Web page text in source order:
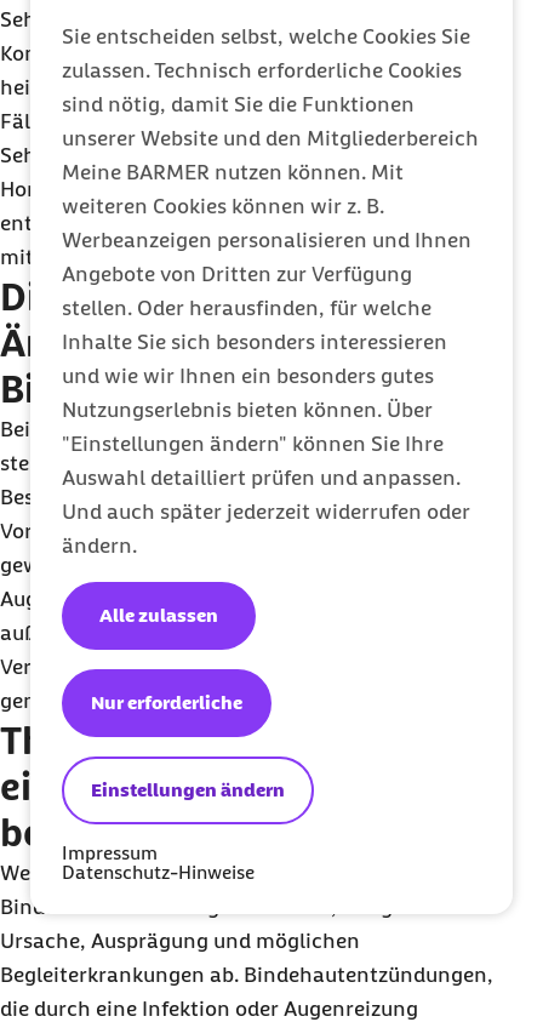
Sie entscheiden selbst, welche Cookies Sie
zulassen. Technisch erforderliche Cookies
sind nötig, damit Sie die Funktionen
unserer Website und den Mitgliederbereich
Meine BARMER nutzen können. Mit
weiteren Cookies können wir z. B.
Werbeanzeigen personalisieren und Ihnen
Angebote von Dritten zur Verfügung
stellen. Oder herausfinden, für welche
Inhalte Sie sich besonders interessieren
und wie wir Ihnen ein besonders gutes
Nutzungserlebnis bieten können. Über
"Einstellungen ändern" können Sie Ihre
Auswahl detailliert prüfen und anpassen.
Und auch später jederzeit widerrufen oder
ändern.
Einstellungen ändern
Nur erforderliche
Alle zulassen
Impressum
Datenschutz-Hinweise
Sehr selten entzündet sich infolge der
Konjunktivitis auch die Hornhaut des Auges. Sie
heilt ebenfalls meist von selbst, kann in seltenen
Fällen aber zu einer dauerhaften
Sehverschlechterung führen. Das Risiko für eine
Hornhautentzündung (Keratitis) ist sehr gering. Sie
entwickelt sich bei etwa drei von 10.000 Menschen
mit Bindehautentzündung.
Diagnostik: Wie stellen
Ärztinnen und Ärzte eine
Bindehautentzündung fest?
Bei Verdacht auf eine Bindehautentzündung
stellen Ärztinnen und Ärzte Fragen zu den
Beschwerden, ihrer Dauer und zu
Vorerkrankungen. Sie fragen auch, ob das
gewohnte Sehvermögen vorhanden ist und ob die
Augen schmerzen. Sie untersuchen das Auge
außerdem auf mögliche Fremdkörper und
Verletzungen. In seltenen Fällen wird ein Abstrich
genommen, um den Erreger zu bestimmen.
Therapie: Wie lässt sich
eine Bindehautentzündung
behandeln?
WelcheBehandlungbei einer
Bindehautentzündung sinnvoll ist, hängt von ihrer
Ursache, Ausprägung und möglichen
Begleiterkrankungen ab. Bindehautentzündungen,
die durch eine Infektion oder Augenreizung